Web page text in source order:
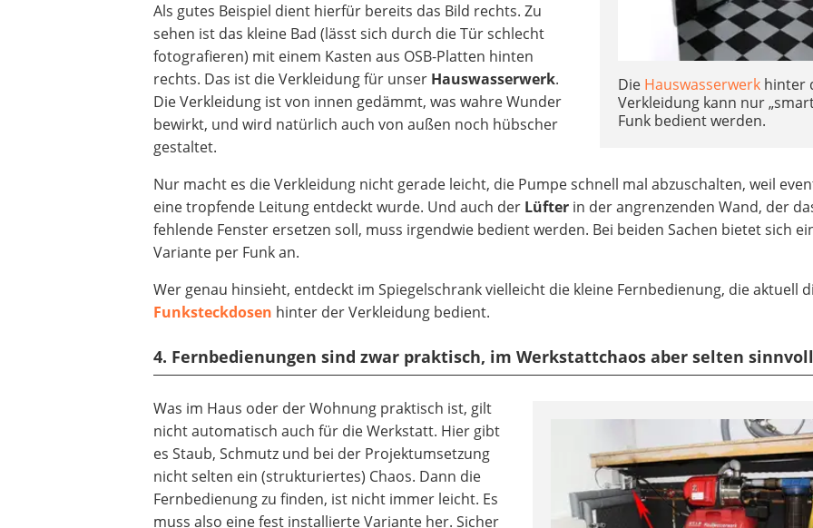
Die Hauswasserwerk hinter
Verkleidung kann nur
Funk bedient werden.
Als gutes Beispiel dient hierfür bereits das Bild rechts. Zu
sehen ist das kleine Bad (lässt sich durch die Tür schlecht
fotografieren) mit einem Kasten aus OSB-Platten hinten
rechts. Das ist die Verkleidung für unser Hauswasserwerk.
Die Verkleidung ist von innen gedämmt, was wahre Wunder
bewirkt, und wird natürlich auch von außen noch hübscher
gestaltet.
Nur macht es die Verkleidung nicht gerade leicht, die Pumpe schnell mal abzuschalten, weil
eine tropfende Leitung entdeckt wurde. Und auch der Lüfter in der angrenzenden Wand, der
fehlende Fenster ersetzen soll, muss irgendwie bedient werden. Bei beiden Sachen bietet sich
Variante per Funk an.
Wer genau hinsieht, entdeckt im Spiegelschrank vielleicht die kleine Fernbedienung, die aktuell
Funksteckdosen hinter der Verkleidung bedient.
4. Fernbedienungen sind zwar praktisch, im Werkstattchaos aber selten
Was im Haus oder der Wohnung praktisch ist, gilt
nicht automatisch auch für die Werkstatt. Hier gibt
es Staub, Schmutz und bei der Projektumsetzung
nicht selten ein (strukturiertes) Chaos. Dann die
Fernbedienung zu finden, ist nicht immer leicht. Es
muss also eine fest installierte Variante her. Sicher